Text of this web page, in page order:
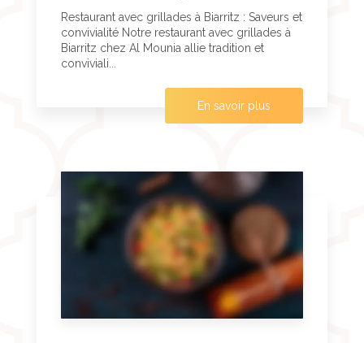
Restaurant avec grillades à Biarritz : Saveurs et
convivialité Notre restaurant avec grillades à
Biarritz chez Al Mounia allie tradition et
conviviali...
En savoir plus